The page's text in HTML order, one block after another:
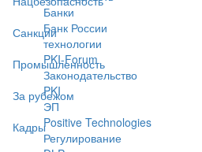
Санкции
Промышленность
За рубежом
Кадры
Банки
Банк России
технологии
PKI-Forum
Законодательство
PKI
ЭП
Positive Technologies
Регулирование